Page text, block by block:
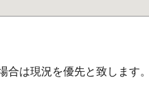
合は現況を優先と致します